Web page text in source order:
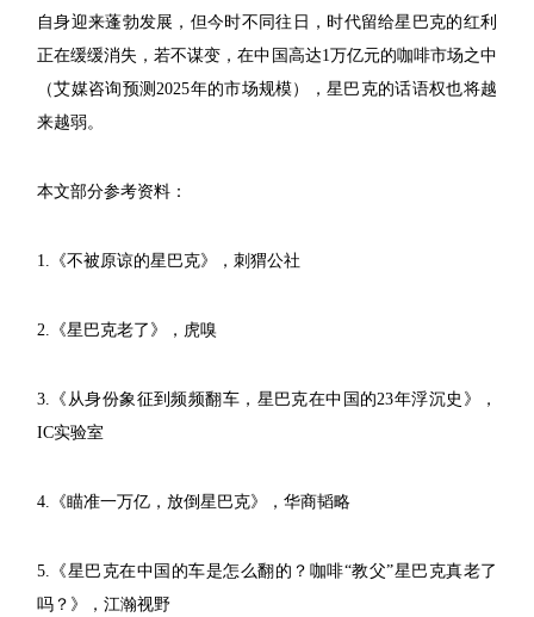
自身迎来蓬勃发展，但今时不同往日，时代留给星巴克的红利
正在缓缓消失，若不谋变，在中国高达1万亿元的咖啡市场之中
（艾媒咨询预测2025年的市场规模），星巴克的话语权也将越
来越弱。
本文部分参考资料：
1.《不被原谅的星巴克》，刺猬公社
2.《星巴克老了》，虎嗅
3.《从身份象征到频频翻车，星巴克在中国的23年浮沉史》，
IC实验室
4.《瞄准一万亿，放倒星巴克》，华商韬略
5.《星巴克在中国的车是怎么翻的？咖啡“教父”星巴克真老了
吗？》，江瀚视野